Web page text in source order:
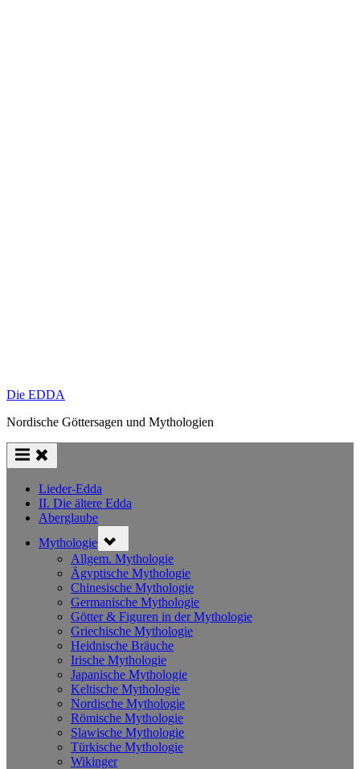
Die EDDA
Nordische Göttersagen und Mythologien
Lieder-Edda
II. Die ältere Edda
Aberglaube
Mythologie sub-
menu
Allgem. Mythologie
Ägyptische Mythologie
Chinesische Mythologie
Germanische Mythologie
Götter & Figuren in der Mythologie
Griechische Mythologie
Heidnische Bräuche
Irische Mythologie
Japanische Mythologie
Keltische Mythologie
Nordische Mythologie
Römische Mythologie
Slawische Mythologie
Türkische Mythologie
Wikinger